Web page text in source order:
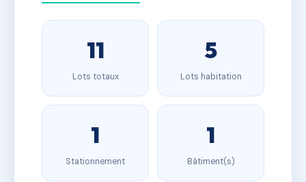
11
Lots totaux
5
Lots habitation
1
Stationnement
1
Bâtiment(s)